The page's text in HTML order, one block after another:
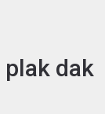
plak dak